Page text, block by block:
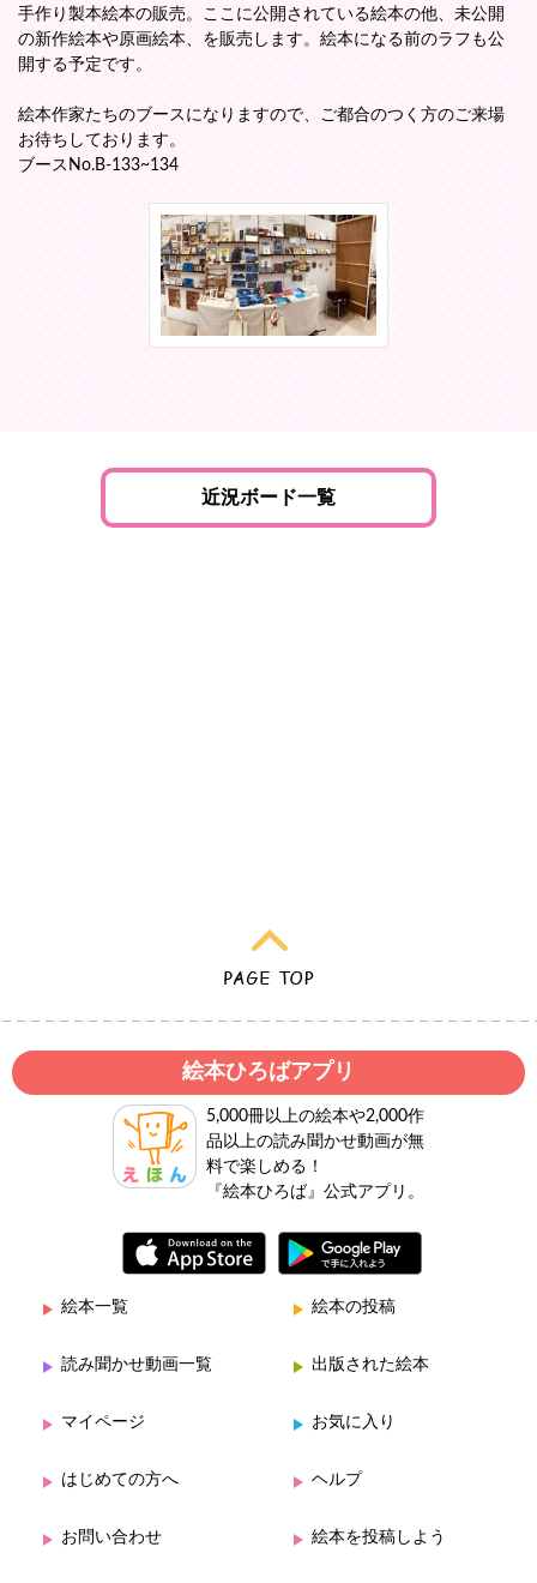
手作り製本絵本の販売。ここに公開されている絵本の他、未公開
の新作絵本や原画絵本、を販売します。絵本になる前のラフも公
開する予定です。
絵本作家たちのブースになりますので、ご都合のつく方のご来場
お待ちしております。
ブースNo.B-133~134
近況ボード一覧
絵本ひろばアプリ
5,000冊以上の絵本や2,000作
品以上の読み聞かせ動画が無
料で楽しめる！
『絵本ひろば』公式アプリ。
絵本一覧 絵本の投稿
読み聞かせ動画一覧 出版された絵本
マイページ お気に入り
はじめての方へ ヘルプ
お問い合わせ 絵本を投稿しよう